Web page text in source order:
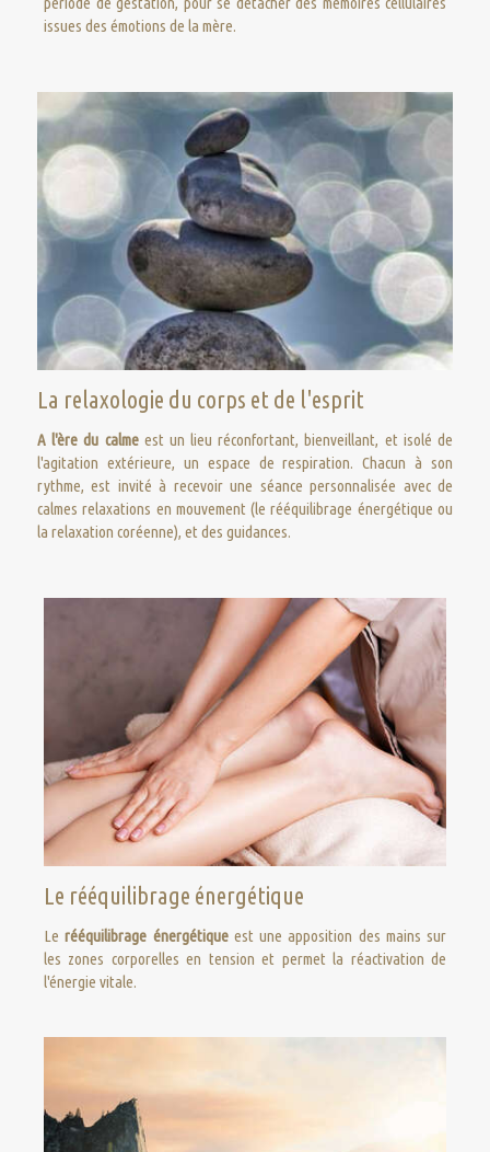
issues des émotions de la mère.
La relaxologie du corps et de l'esprit
A l'ère du calmeest un lieu réconfortant, bienveillant, et isolé de
l'agitation extérieure, un espace de respiration. Chacun à son
rythme, est invité à recevoir une séance personnalisée avec de
calmes relaxations en mouvement (le rééquilibrage énergétique ou
la relaxation coréenne), et des guidances.
Le rééquilibrage énergétique
Lerééquilibrage énergétique est une apposition des mains sur
les zones corporelles en tension et permet la réactivation de
l'énergie vitale.